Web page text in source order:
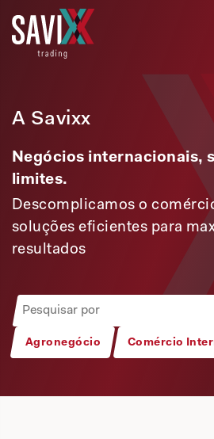
A Savixx
Negócios internacionais,
limites.
Descomplicamos o
soluções eficientes para
resultados
Agronegócio Comércio